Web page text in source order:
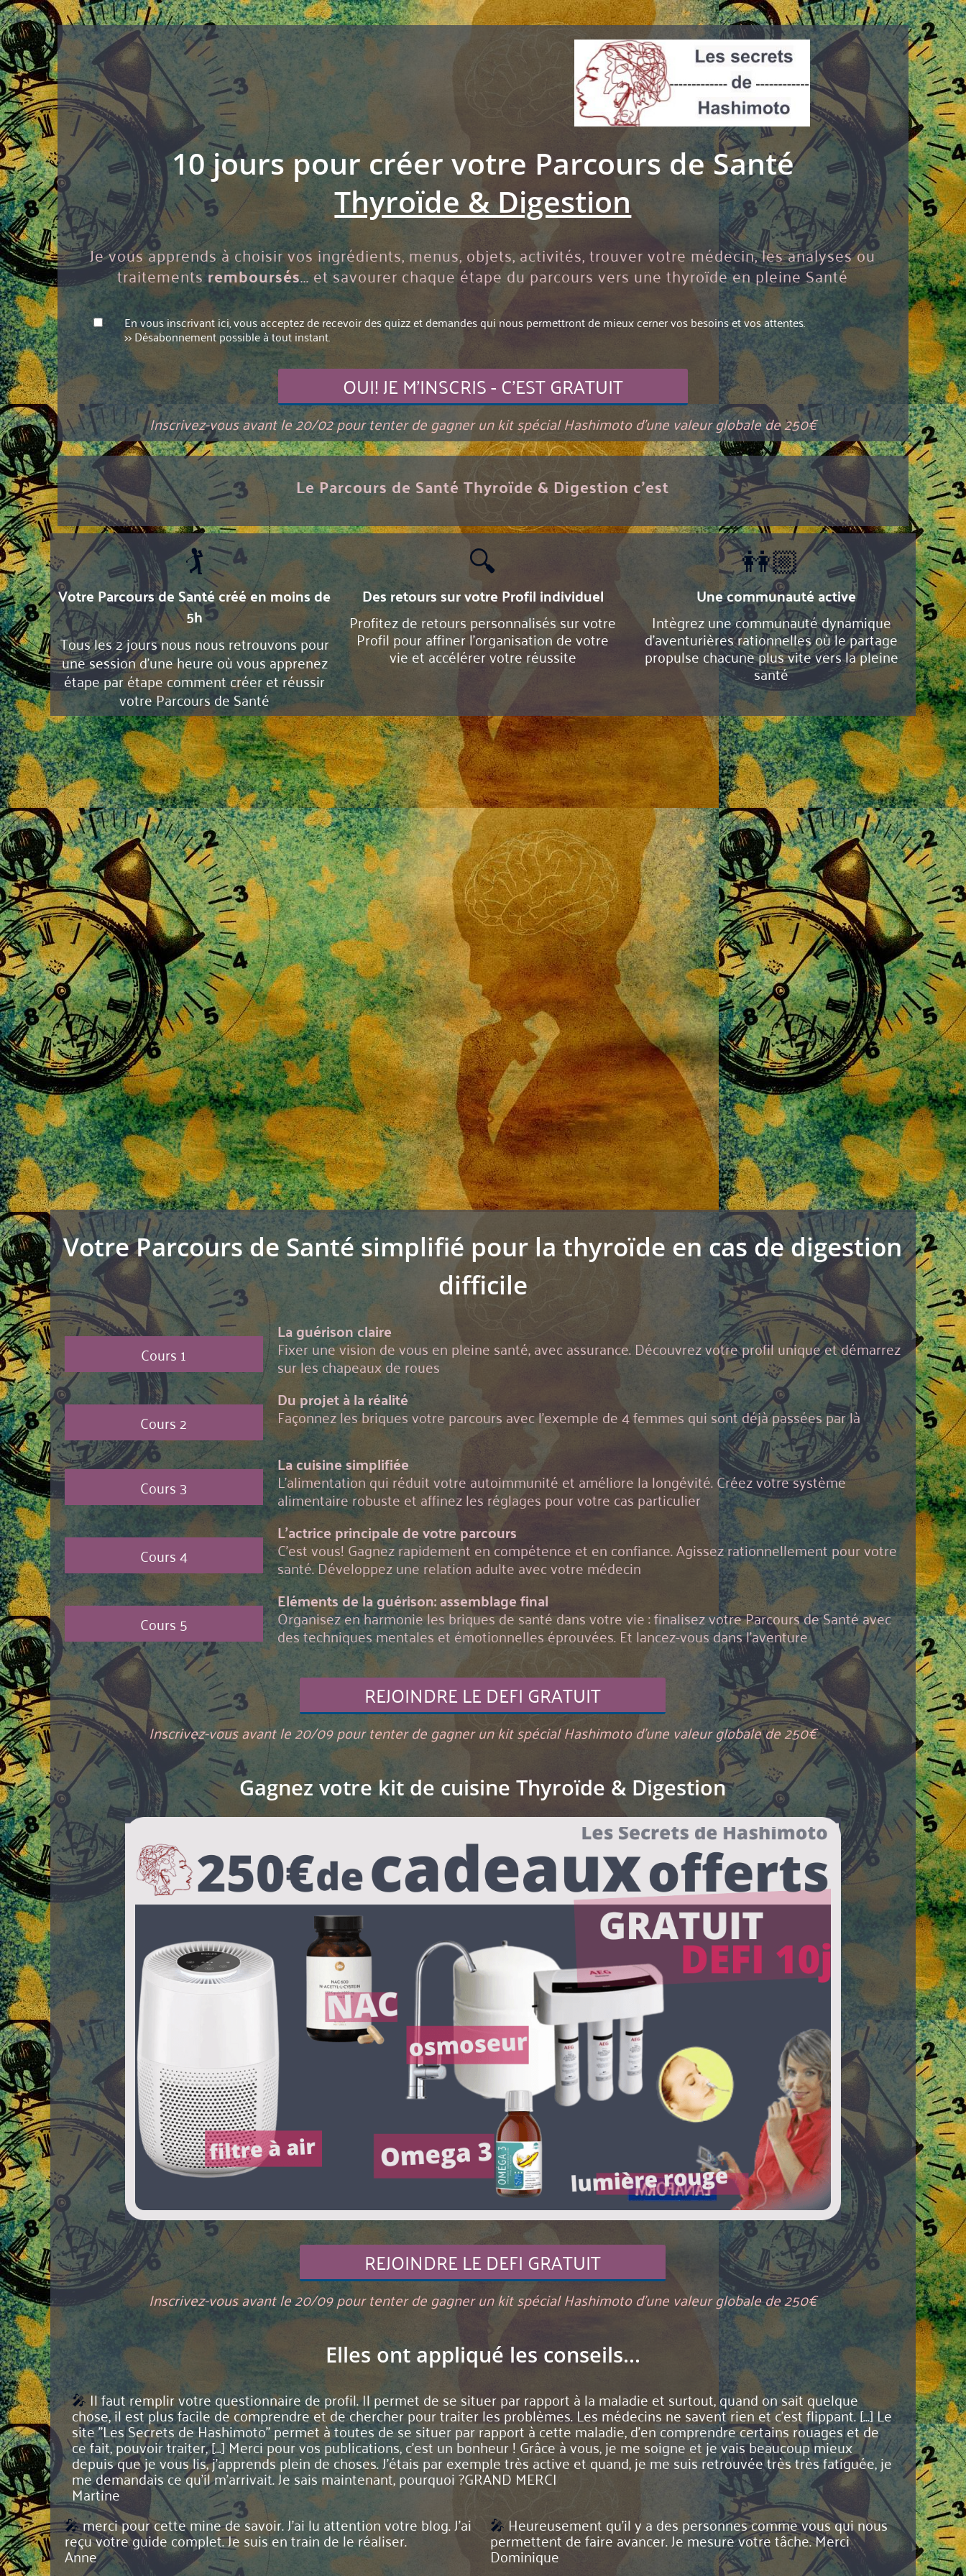
10 jours pour créer votre Parcours de Santé
Thyroïde & Digestion
Je vous apprends à choisir vos ingrédients, menus, objets, activités, trouver votre médecin, les analyses ou
traitementsremboursés... et savourer chaque étape du parcours vers une thyroïde en pleine Santé
En vous inscrivant ici, vous acceptez de recevoir des quizz et demandes qui nous permettront de mieux cerner vos besoins et vos attentes.
>> Désabonnement possible à tout instant.
OUI! JE M'INSCRIS - C'EST GRATUIT
Inscrivez-vous avant le 20/02 pour tenter de gagner un kit spécial Hashimoto d'une valeur globale de 250€
Le Parcours de Santé Thyroïde & Digestion c'est
🏌️
Votre Parcours de Santé créé en moins de
5h
Tous les 2 jours nous nous retrouvons pour
une session d'une heure où vous apprenez
étape par étape comment créer et réussir
votre Parcours de Santé
🔍
Des retours sur votre Profil individuel
Profitez de retours personnalisés sur votre
Profil pour affiner l'organisation de votre
vie et accélérer votre réussite
👭🏼
Une communauté active
Intègrez une communauté dynamique
d'aventurières rationnelles où le partage
propulse chacune plus vite vers la pleine
santé
Votre Parcours de Santé simplifié pour la thyroïde en cas de digestion
difficile
Cours 1
La guérison claire
Fixer une vision de vous en pleine santé, avec assurance. Découvrez votre profil unique et démarrez
sur les chapeaux de roues
Cours 2
Du projet à la réalité
Façonnez les briques votre parcours avec l'exemple de 4 femmes qui sont déjà passées par là
Cours 3
La cuisine simplifiée
L'alimentation qui réduit votre autoimmunité et améliore la longévité. Créez votre système
alimentaire robuste et affinez les réglages pour votre cas particulier
Cours 4
L'actrice principale de votre parcours
C'est vous! Gagnez rapidement en compétence et en confiance. Agissez rationnellement pour votre
santé. Développez une relation adulte avec votre médecin
Cours 5
Eléments de la guérison: assemblage final
Organisez en harmonie les briques de santé dans votre vie : finalisez votre Parcours de Santé avec
des techniques mentales et émotionnelles éprouvées. Et lancez-vous dans l'aventure
REJOINDRE LE DEFI GRATUIT
Inscrivez-vous avant le 20/09 pour tenter de gagner un kit spécial Hashimoto d'une valeur globale de 250€
Gagnez votre kit de cuisine Thyroïde & Digestion
REJOINDRE LE DEFI GRATUIT
Inscrivez-vous avant le 20/09 pour tenter de gagner un kit spécial Hashimoto d'une valeur globale de 250€
Elles ont appliqué les conseils...
🎤Il faut remplir votre questionnaire de profil. Il permet de se situer par rapport à la maladie et surtout, quand on sait quelque
chose, il est plus facile de comprendre et de chercher pour traiter les problèmes. Les médecins ne savent rien et c'est flippant. [...] Le
site "Les Secrets de Hashimoto" permet à toutes de se situer par rapport à cette maladie, d'en comprendre certains rouages et de
ce fait, pouvoir traiter, [...] Merci pour vos publications, c'est un bonheur ! Grâce à vous, je me soigne et je vais beaucoup mieux
depuis que je vous lis, j'apprends plein de choses. J'étais par exemple très active et quand, je me suis retrouvée très très fatiguée, je
me demandais ce qu'il m'arrivait. Je sais maintenant, pourquoi ?GRAND MERCI
Martine
🎤merci pour cette mine de savoir. J’ai lu attention votre blog. J’ai
reçu votre guide complet. Je suis en train de le réaliser.
Anne
🎤 Heureusement qu’il y a des personnes comme vous qui nous
permettent de faire avancer. Je mesure votre tâche. Merci
Dominique